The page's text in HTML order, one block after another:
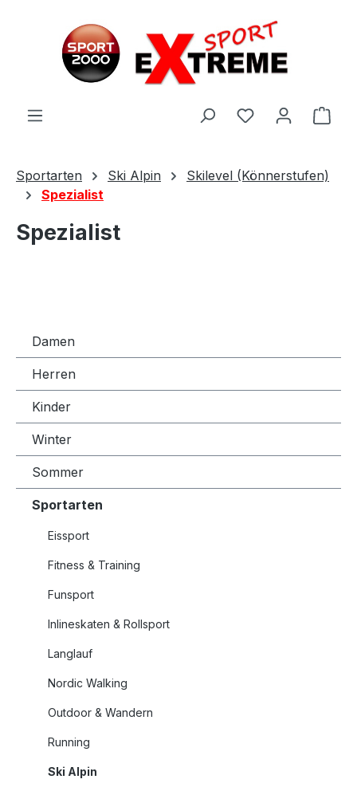
Sportarten Ski Alpin
Skilevel (Könnerstufen)
Spezialist
Spezialist
Damen
Herren
Kinder
Winter
Sommer
Sportarten
Eissport
Fitness & Training
Funsport
Inlineskaten & Rollsport
Langlauf
Nordic Walking
Outdoor & Wandern
Running
Ski Alpin